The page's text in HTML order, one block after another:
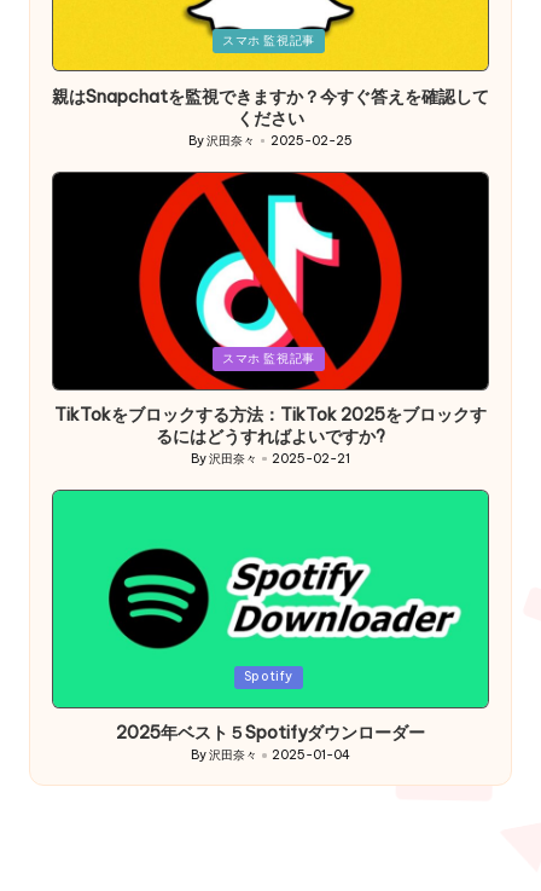
スマホ 監視記事
親はSnapchatを監視できますか？今すぐ答えを確認して
ください
Posted
By沢田奈々 2025-02-25
スマホ 監視記事
TikTokをブロックする方法：TikTok 2025をブロックす
るにはどうすればよいですか?
Posted
By沢田奈々 2025-02-21
Spotify
2025年ベスト５Spotifyダウンローダー
Posted
By沢田奈々 2025-01-04